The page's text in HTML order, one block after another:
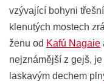
vzývající bohyni
klenutých mostech
ženu od Kafú Nagaie
nejznámější z gejš,
laskavým dechem